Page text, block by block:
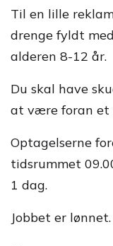
Til en lille
drenge fyldt
alderen 8-12 år.
Du skal have
at være foran et
Optagelserne
tidsrummet
1 dag.
Jobbet er lønnet.